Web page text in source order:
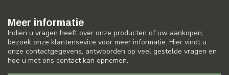
Meer informatie
Indien u vragen heeft over onze producten of uw aankopen,
bezoek onze klantensevice voor meer informatie. Hier vindt u
onze contactgegevens, antwoorden op veel gestelde vragen en
hoe u met ons contact kan opnemen.